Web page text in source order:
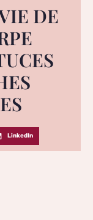
DE
LinkedIn